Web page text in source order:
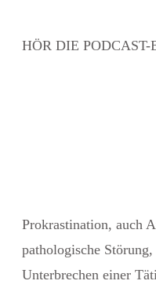
HÖR DIE PODCAST-
Prokrastination, auch
pathologische
Unterbrechen einer